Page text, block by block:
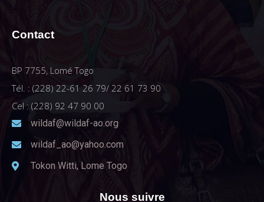
Contact
BP 7755, Lomé Togo
Tél. : (228) 22-61 26 79/ 22 61 73 90
Cel : (228) 92 47 90 00
wildaf@wildaf-ao.org
wildaf_ao@yahoo.com
Tokon Witti, Lome Togo
Nous suivre